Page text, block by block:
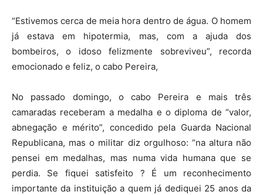
“Estivemos cerca de meia hora dentro de água. O homem
já estava em hipotermia, mas, com a ajuda dos
bombeiros, o idoso felizmente sobreviveu”, recorda
emocionado e feliz, o cabo Pereira,
No passado domingo, o cabo Pereira e mais três
camaradas receberam a medalha e o diploma de “valor,
abnegação e mérito”, concedido pela Guarda Nacional
Republicana, mas o militar diz orgulhoso: “na altura não
pensei em medalhas, mas numa vida humana que se
perdia. Se fiquei satisfeito ? É um reconhecimento
importante da instituição a quem já dediquei 25 anos da